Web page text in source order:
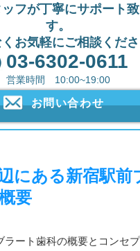
フが丁寧にサポート
す。
お気軽にご相談くださ
03-6302-0611
営業時間 10:00~19:00
お問い合わせ
にある新宿駅前
要
ラート歯科の概要とコンセ